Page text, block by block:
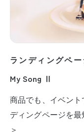
ランディングペー
My Song Ⅱ
商品でも、イベン
ディングページを最
＞